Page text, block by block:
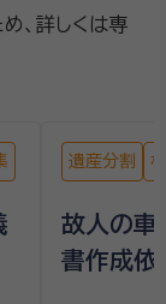
、詳しくは専
遺産分割
故人の車
書作成依